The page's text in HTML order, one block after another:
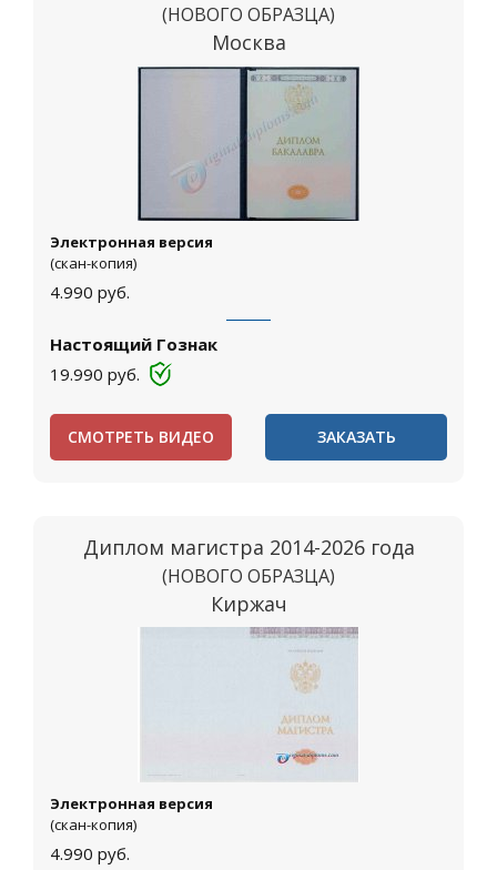
(НОВОГО ОБРАЗЦА)
Москва
Электронная версия
(скан-копия)
4.990 руб.
Настоящий Гознак
19.990 руб.
СМОТРЕТЬ ВИДЕО ЗАКАЗАТЬ
Диплом магистра 2014-2026 года
(НОВОГО ОБРАЗЦА)
Киржач
Электронная версия
(скан-копия)
4.990 руб.